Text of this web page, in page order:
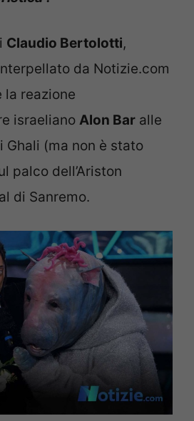
Claudio Bertolotti,
da Notizie.com
la reazione
israeliano Alon Bar alle
Ghali (ma non è stato
palco dell’Ariston
di Sanremo.